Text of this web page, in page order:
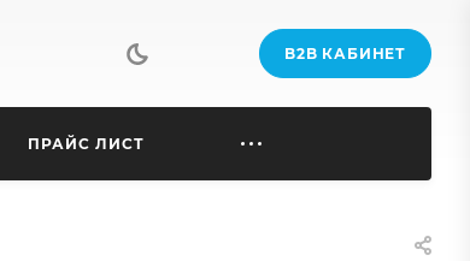
B2B КАБИНЕТ
ПРАЙС ЛИСТ